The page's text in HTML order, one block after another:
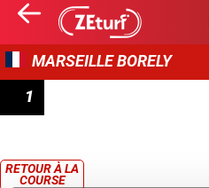
MARSEILLE BORELY
1
RETOUR À LA
COURSE